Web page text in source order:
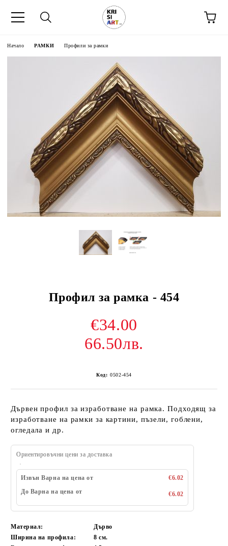
Начало РАМКИ Профили за рамки
Профил за рамка - 454
€34.00
66.50лв.
Код: 0502-454
Дървен профил за изработване на рамка. Подходящ за
изработване на рамки за картини, пъзели, гоблени,
огледала и др.
Ориентировъчни цени за доставка
Извън Варна на цена от
€6.02
До Варна на цена от
€6.02
Материал:
Дърво
Ширина на профила:
8 см.